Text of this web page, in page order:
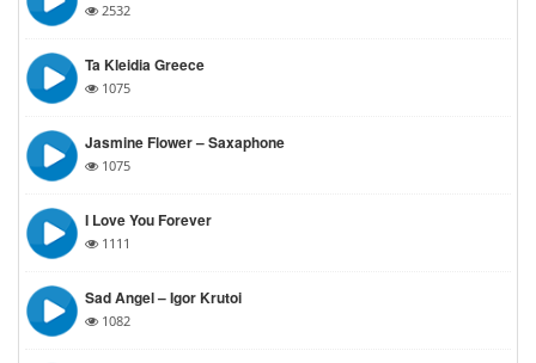
2532
Ta Kleidia Greece
1075
Jasmine Flower – Saxaphone
1075
I Love You Forever
1111
Sad Angel – Igor Krutoi
1082